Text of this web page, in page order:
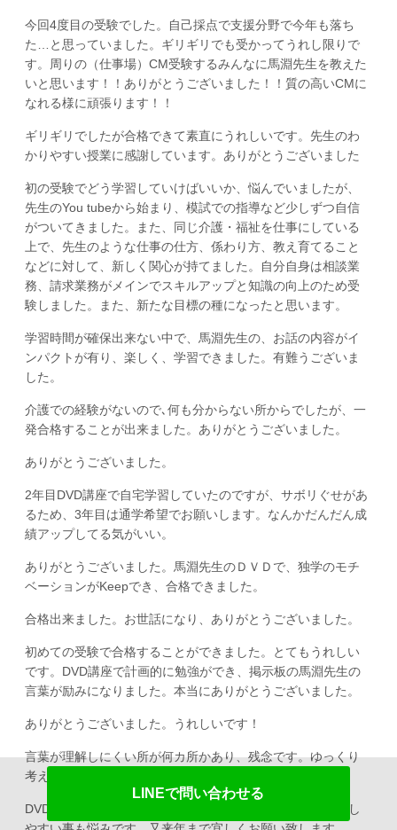
今回4度目の受験でした。自己採点で支援分野で今年も落ち
た…と思っていました。ギリギリでも受かってうれし限りで
す。周りの（仕事場）CM受験するみんなに馬淵先生を教えた
いと思います！！ありがとうございました！！質の高いCMに
なれる様に頑張ります！！
ギリギリでしたが合格できて素直にうれしいです。先生のわ
かりやすい授業に感謝しています。ありがとうございました
初の受験でどう学習していけばいいか、悩んでいましたが、
先生のYou tubeから始まり、模試での指導など少しずつ自信
がついてきました。また、同じ介護・福祉を仕事にしている
上で、先生のような仕事の仕方、係わり方、教え育てること
などに対して、新しく関心が持てました。自分自身は相談業
務、請求業務がメインでスキルアップと知識の向上のため受
験しました。また、新たな目標の種になったと思います。
学習時間が確保出来ない中で、馬淵先生の、お話の内容がイ
ンパクトが有り、楽しく、学習できました。有難うございま
した。
介護での経験がないので､何も分からない所からでしたが、一
発合格することが出来ました。ありがとうございました。
ありがとうございました。
2年目DVD講座で自宅学習していたのですが、サボリぐせがあ
るため、3年目は通学希望でお願いします。なんかだんだん成
績アップしてる気がいい。
ありがとうございました。馬淵先生のＤＶＤで、独学のモチ
ベーションがKeepでき、合格できました。
合格出来ました。お世話になり、ありがとうございました。
初めての受験で合格することができました。とてもうれしい
です。DVD講座で計画的に勉強ができ、掲示板の馬淵先生の
言葉が励みになりました。本当にありがとうございました。
ありがとうございました。うれしいです！
言葉が理解しにくい所が何カ所かあり、残念です。ゆっくり
考えれば理解できました。
DVD一生懸命観たのですが、理解不足だと思います。緊張し
LINEで問い合わせる